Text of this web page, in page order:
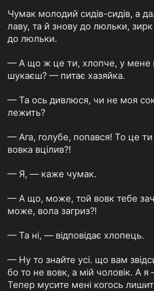
Чумак молодий сидів-сидів, а
лаву, та й знову до люльки, зирк
до люльки.
— А що ж це ти, хлопче, у мене
шукаєш? — питає хазяйка.
— Та ось дивлюся, чи не моя
лежить?
— Ага, голубе, попався! То це
вовка вцілив?!
— Я, — каже чумак.
— А що, може, той вовк тебе
може, вола загриз?!
— Та ні, — відповідає хлопець.
— Ну то знайте усі. що вам
бо то не вовк, а мій чоловік. А я
Тепер мусите мені когось